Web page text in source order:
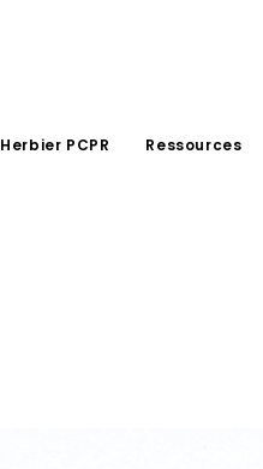
Herbier PCPR Ressources